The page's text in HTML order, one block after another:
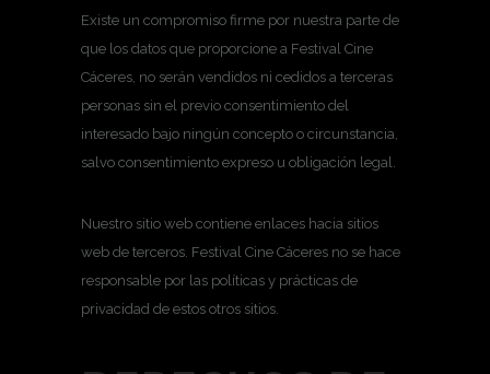
Existe un compromiso firme por nuestra parte de
que los datos que proporcione a Festival Cine
Cáceres, no serán vendidos ni cedidos a terceras
personas sin el previo consentimiento del
interesado bajo ningún concepto o circunstancia,
salvo consentimiento expreso u obligación legal.
Nuestro sitio web contiene enlaces hacia sitios
web de terceros. Festival Cine Cáceres no se hace
responsable por las políticas y prácticas de
privacidad de estos otros sitios.